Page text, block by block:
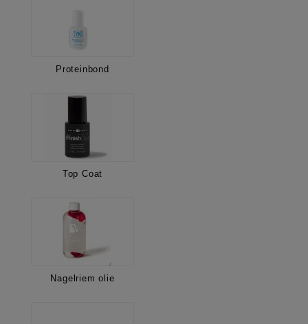
Proteinbond
Top Coat
Nagelriem olie